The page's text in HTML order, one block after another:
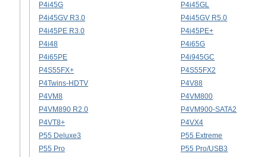
P4i45G
P4i45GL
P4i45GV R3.0
P4i45GV R5.0
P4i45PE R3.0
P4i45PE+
P4i48
P4i65G
P4i65PE
P4i945GC
P4S55FX+
P4S55FX2
P4Twins-HDTV
P4V88
P4VM8
P4VM800
P4VM890 R2.0
P4VM900-SATA2
P4VT8+
P4VX4
P55 Deluxe3
P55 Extreme
P55 Pro
P55 Pro/USB3